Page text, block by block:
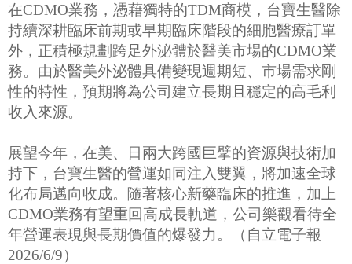
在CDMO業務，憑藉獨特的TDM商模，台寶生醫除
持續深耕臨床前期或早期臨床階段的細胞醫療訂單
外，正積極規劃跨足外泌體於醫美市場的CDMO業
務。由於醫美外泌體具備變現週期短、市場需求剛
性的特性，預期將為公司建立長期且穩定的高毛利
收入來源。
展望今年，在美、日兩大跨國巨擘的資源與技術加
持下，台寶生醫的營運如同注入雙翼，將加速全球
化布局邁向收成。隨著核心新藥臨床的推進，加上
CDMO業務有望重回高成長軌道，公司樂觀看待全
年營運表現與長期價值的爆發力。（自立電子報
2026/6/9）